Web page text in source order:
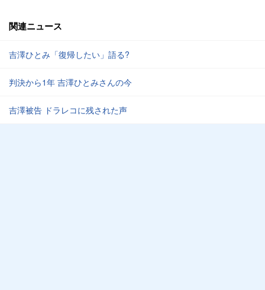
関連ニュース
吉澤ひとみ「復帰したい」語る?
判決から1年 吉澤ひとみさんの今
吉澤被告 ドラレコに残された声